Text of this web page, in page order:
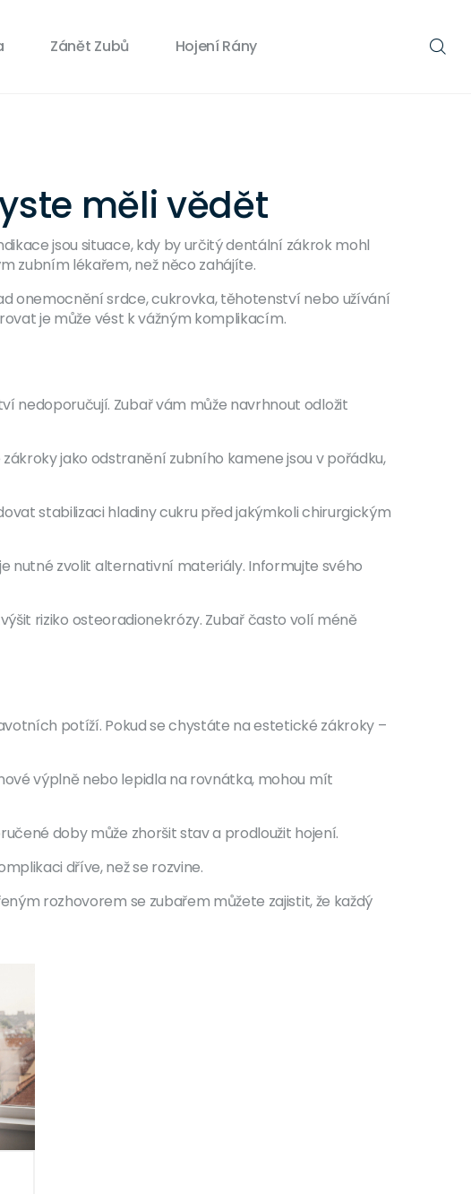
Zánět Zubů Hojení Rány
měli vědět
jsou situace, kdy by určitý dentální zákrok mohl
zubním lékařem, než něco zahájíte.
onemocnění srdce, cukrovka, těhotenství nebo užívání
je může vést k vážným komplikacím.
nedoporučují. Zubař vám může navrhnout odložit
jako odstranění zubního kamene jsou v pořádku,
stabilizaci hladiny cukru před jakýmkoli chirurgickým
nutné zvolit alternativní materiály. Informujte svého
riziko osteoradionekrózy. Zubař často volí méně
potíží. Pokud se chystáte na estetické zákroky –
výplně nebo lepidla na rovnátka, mohou mít
doby může zhoršit stav a prodloužit hojení.
dříve, než se rozvine.
rozhovorem se zubařem můžete zajistit, že každý